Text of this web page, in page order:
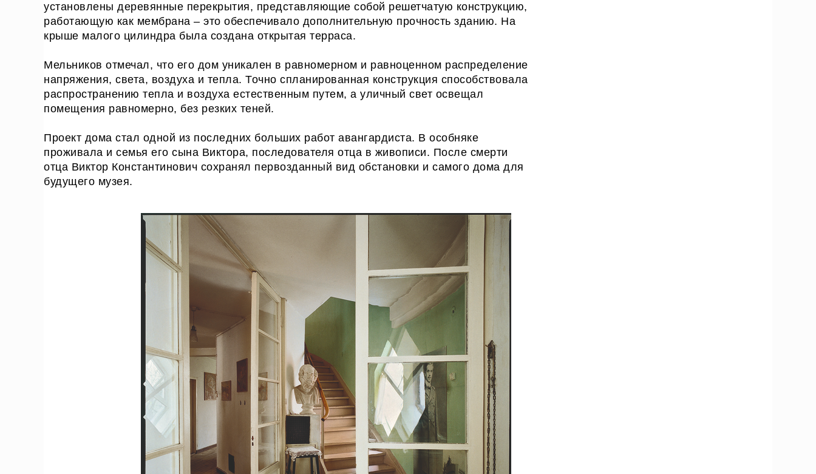
установлены деревянные перекрытия, представляющие собой решетчатую конструкцию,
работающую как мембрана – это обеспечивало дополнительную прочность зданию. На
крыше малого цилиндра была создана открытая терраса.
Мельников отмечал, что его дом уникален в равномерном и равноценном распределение
напряжения, света, воздуха и тепла. Точно спланированная конструкция способствовала
распространению тепла и воздуха естественным путем, а уличный свет освещал
помещения равномерно, без резких теней.
Проект дома стал одной из последних больших работ авангардиста. В особняке
проживала и семья его сына Виктора, последователя отца в живописи. После смерти
отца Виктор Константинович сохранял первозданный вид обстановки и самого дома для
будущего музея.